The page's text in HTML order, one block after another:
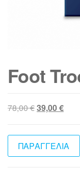
Foot
78,00€Original
was:
78,00 €.
39,00€Η
τιμή
ΠΑΡΑΓΓΕΛΙΑ